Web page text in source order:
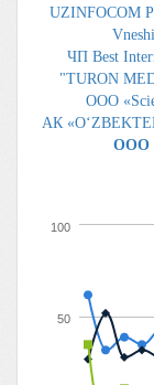
UZINFOCOM
ЧП Best
"TURON
OOO
АК
ООО
50
100